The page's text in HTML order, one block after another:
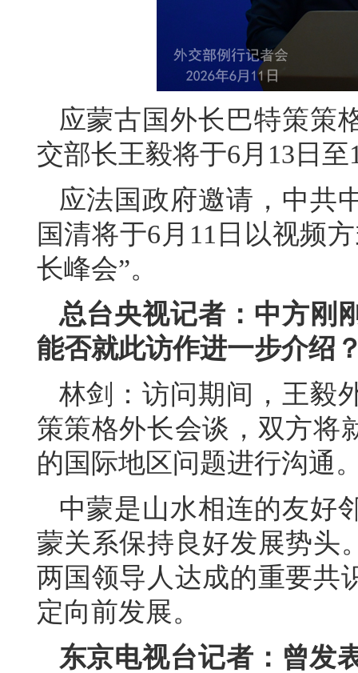
应蒙古国外长巴特策策
交部长王毅将于6月13日
应法国政府邀请，中共
国清将于6月11日以视频
长峰会”。
总台央视记者：中方刚
能否就此访作进一步介绍
林剑：访问期间，王毅
策策格外长会谈，双方将
的国际地区问题进行沟通
中蒙是山水相连的友好
蒙关系保持良好发展势头
两国领导人达成的重要共
定向前发展。
东京电视台记者：曾发